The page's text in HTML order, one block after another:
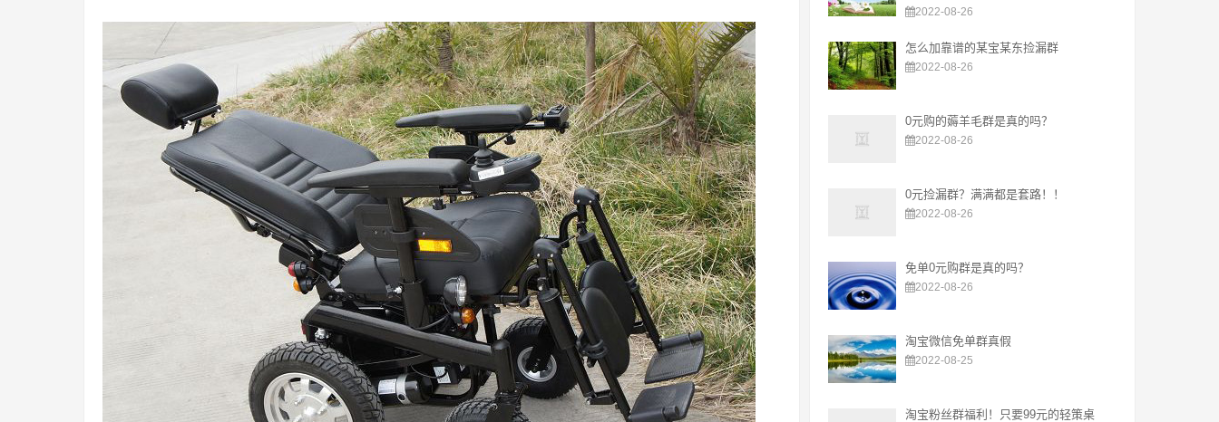
2022-08-26
怎么加靠谱的某宝某东捡漏群
2022-08-26
0元购的薅羊毛群是真的吗？
2022-08-26
0元捡漏群？满满都是套路！！
2022-08-26
免单0元购群是真的吗？
2022-08-26
淘宝微信免单群真假
2022-08-25
淘宝粉丝群福利！只要99元的轻策桌